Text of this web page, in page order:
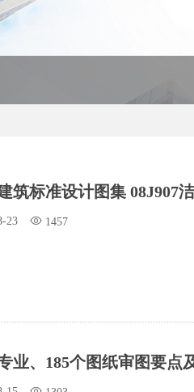
筑标准设计图集 08J907
23 1457
业、185个图纸审图要点